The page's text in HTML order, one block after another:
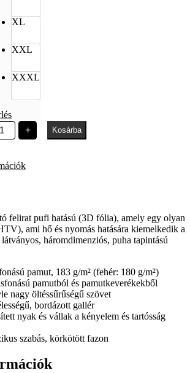
XL
XXL
XXXL
+ Kosárba
felirat pufi hatású (3D fólia), amely egy olyan
ami hő és nyomás hatására kiemelkedik a
háromdimenziós, puha tapintású
pamut, 183 g/m² (fehér: 180 g/m²)
pamutból és pamutkeverékekből
nagy öltéssűrűségű szövet
bordázott gallér
nyak és vállak a kényelem és tartósság
szabás, körkötött fazon